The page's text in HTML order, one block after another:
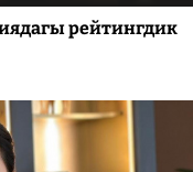
рейтингдик